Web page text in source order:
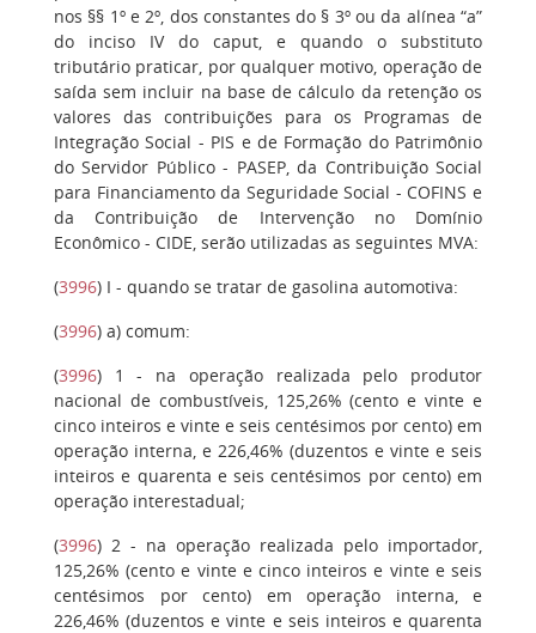
nos §§ 1º e 2º, dos constantes do § 3º ou da alínea “a”
do inciso IV do caput, e quando o substituto
tributário praticar, por qualquer motivo, operação de
saída sem incluir na base de cálculo da retenção os
valores das contribuições para os Programas de
Integração Social - PIS e de Formação do Patrimônio
do Servidor Público - PASEP, da Contribuição Social
para Financiamento da Seguridade Social - COFINS e
da Contribuição de Intervenção no Domínio
Econômico - CIDE, serão utilizadas as seguintes MVA:
(3996) I - quando se tratar de gasolina automotiva:
(3996) a) comum:
(3996) 1- na operação realizada pelo produtor
nacional de combustíveis, 125,26% (cento e vinte e
cinco inteiros e vinte e seis centésimos por cento) em
operação interna, e 226,46% (duzentos e vinte e seis
inteiros e quarenta e seis centésimos por cento) em
operação interestadual;
(3996) 2 - na operação realizada pelo importador,
125,26% (cento e vinte e cinco inteiros e vinte e seis
centésimos por cento) em operação interna, e
226,46% (duzentos e vinte e seis inteiros e quarenta